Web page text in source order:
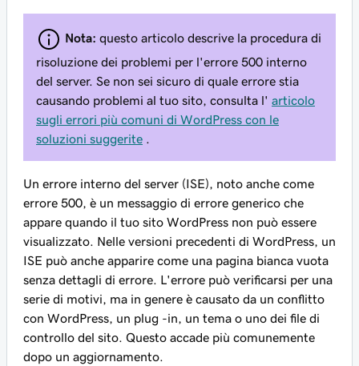
Nota: questo articolo descrive la procedura di
risoluzione dei problemi per l'errore 500 interno
del server. Se non sei sicuro di quale errore stia
causando problemi al tuo sito, consulta l' articolo
sugli errori più comuni di WordPress con le
soluzioni suggerite
Un errore interno del server (ISE), noto anche come
errore 500, è un messaggio di errore generico che
appare quando il tuo sito WordPress non può essere
visualizzato. Nelle versioni precedenti di WordPress, un
ISE può anche apparire come una pagina bianca vuota
senza dettagli di errore. L'errore può verificarsi per una
serie di motivi, ma in genere è causato da un conflitto
con WordPress, un plug -in, un tema o uno dei file di
controllo del sito. Questo accade più comunemente
dopo un aggiornamento.